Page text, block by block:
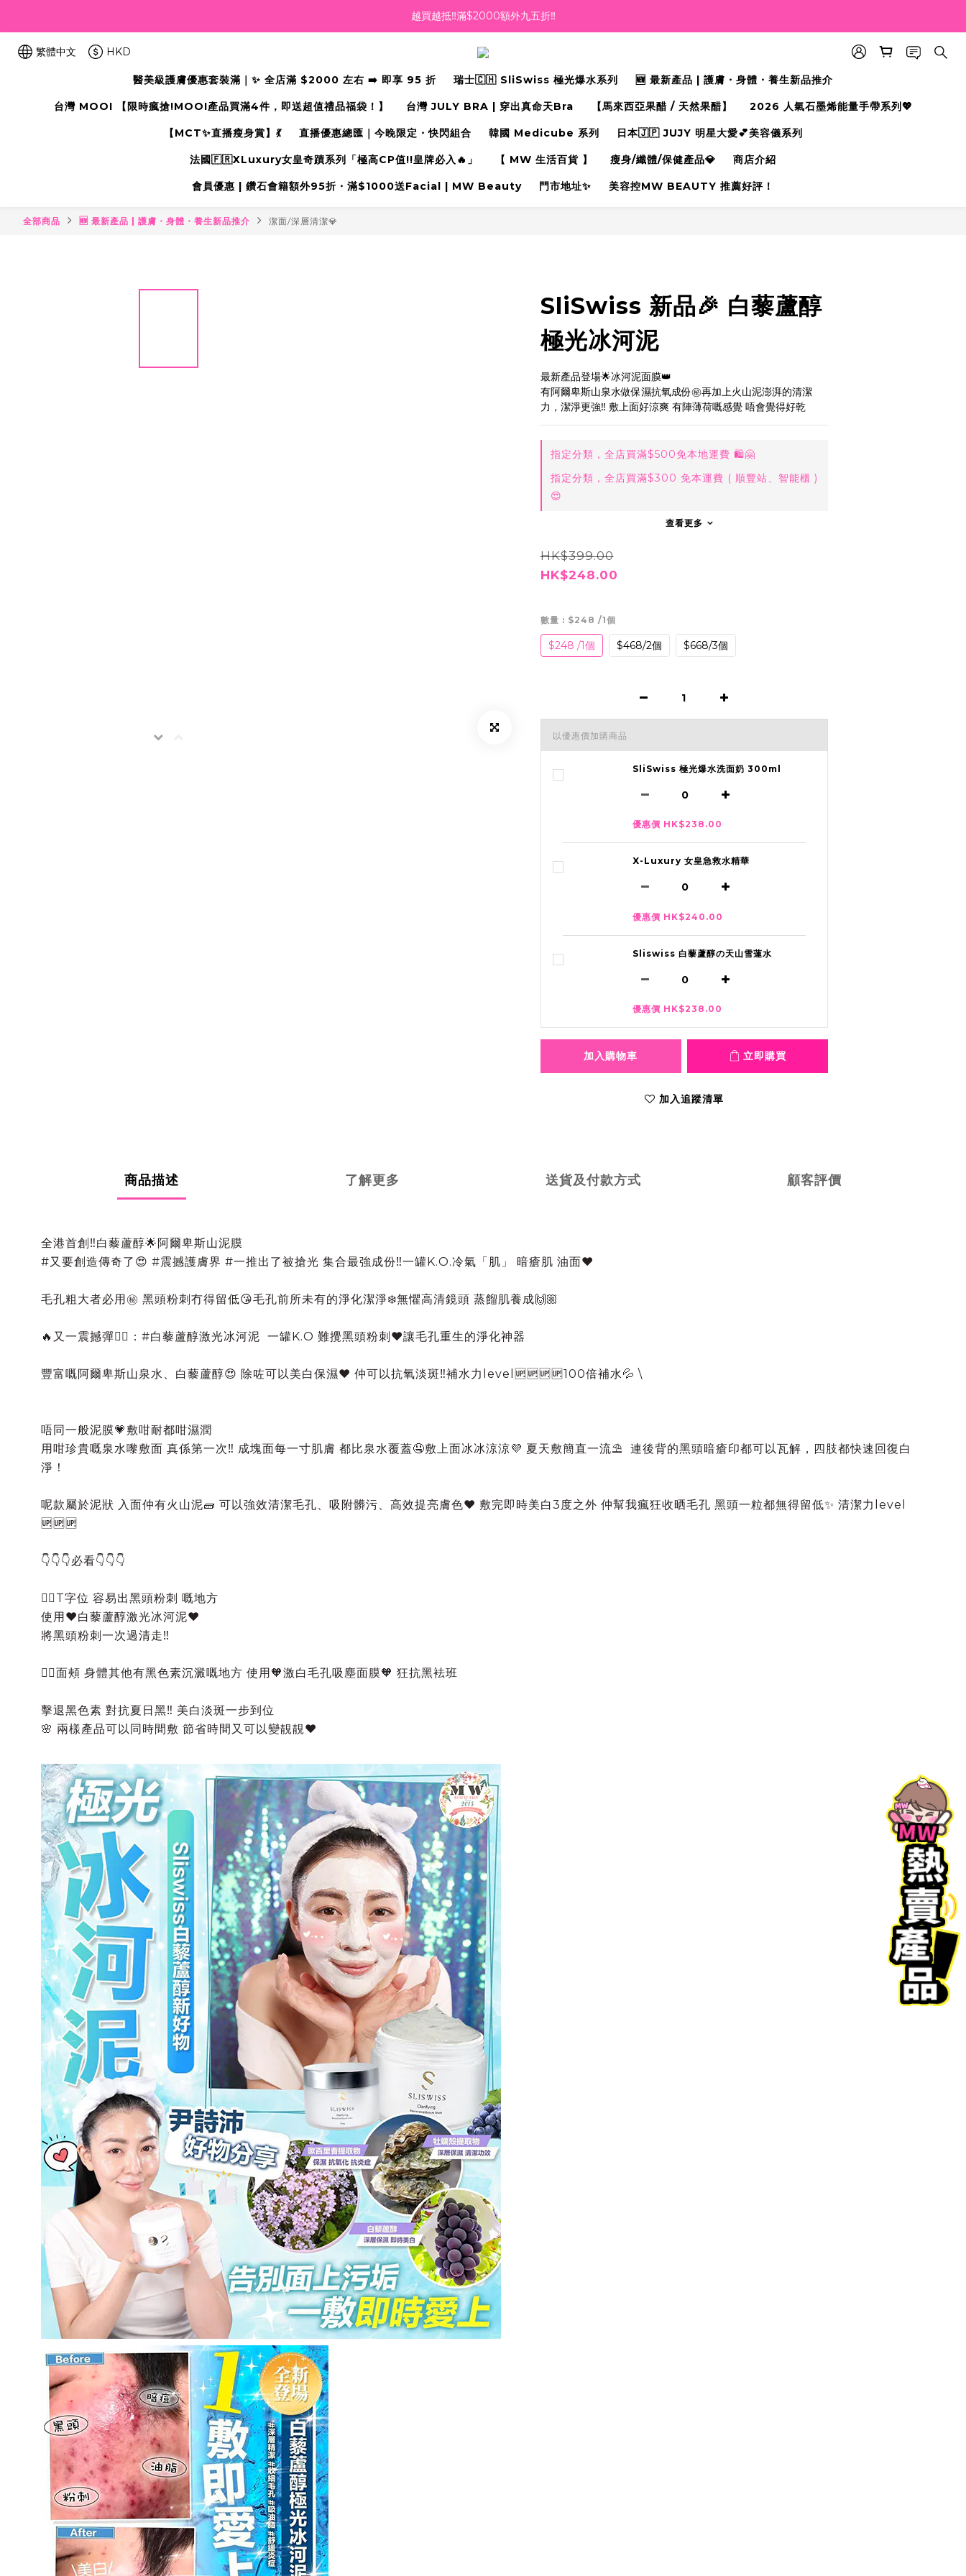
越買越抵‼️滿$2000額外九五折‼️
越買越抵‼️滿$2000額外九五折‼️
☀️【Summer Sales 盛夏狂歡】滿 $700 即減 $40！🔥
滿千即送你免費美容療程🎁
越買越抵‼️滿$2000額外九五折‼️
繁體中文 HKD
醫美級護膚優惠套裝滿｜✨ 全店滿 $2000 左右 ➡️ 即享 95 折 瑞士🇨🇭 SliSwiss 極光爆水系列 🆕 最新產品 | 護膚・身體・養生新品推介
台灣 MOOI 【限時瘋搶!MOOI產品買滿4件，即送超值禮品福袋！】 台灣 JULY BRA | 穿出真命天Bra⁠ 【馬來西亞果醋 / 天然果醋】 2026 人氣石墨烯能量手帶系列💖
【MCT✨直播瘦身賞】💃 直播優惠總匯｜今晚限定・快閃組合 韓國 Medicube 系列 日本🇯🇵 JUJY 明星大愛💕美容儀系列
法國🇫🇷XLuxury女皇奇蹟系列「極高CP值!!皇牌必入🔥」 【 MW 生活百貨 】 瘦身/纖體/保健產品💎 商店介紹
會員優惠 | 鑽石會籍額外95折・滿$1000送Facial | MW Beauty 門市地址✨ 美容控MW BEAUTY 推薦好評！
全部商品 🆕 最新產品 | 護膚・身體・養生新品推介 潔面/深層清潔💎
SliSwiss 新品🎉 白藜蘆醇
極光冰河泥
最新產品登場🌟冰河泥面膜👑
有阿爾卑斯山泉水做保濕抗氧成份㊙️再加上火山泥澎湃的清潔
力，潔淨更強‼️ 敷上面好涼爽 有陣薄荷嘅感覺 唔會覺得好乾
指定分類，全店買滿$500免本地運費 🛍🤗
指定分類，全店買滿$300 免本運費 ( 順豐站、智能櫃 )
😍
查看更多
HK$399.00
HK$248.00
數量 : $248 /1個
$248 /1個 $468/2個 $668/3個
以優惠價加購商品
SliSwiss 極光爆水洗面奶 300ml
優惠價 HK$238.00
X-Luxury 女皇急救水精華
優惠價 HK$240.00
Sliswiss 白藜蘆醇の天山雪蓮水
優惠價 HK$238.00
加入購物車 立即購買
加入追蹤清單
商品描述 了解更多 送貨及付款方式 顧客評價
全港首創‼️白藜蘆醇🌟阿爾卑斯山泥膜
#又要創造傳奇了😍 #震撼護膚界 #一推出了被搶光 集合最強成份‼️一罐K.O.冷氣「肌」 暗瘡肌 油面❤️
毛孔粗大者必用㊙️ 黑頭粉刺冇得留低😘毛孔前所未有的淨化潔淨❄️無懼高清鏡頭 蒸餾肌養成🙌🏼
🔥又一震撼彈👉🏻：#白藜蘆醇激光冰河泥 一罐K.O 難攪黑頭粉刺❤️讓毛孔重生的淨化神器
豐富嘅阿爾卑斯山泉水、白藜蘆醇😍 除咗可以美白保濕❤️ 仲可以抗氧淡斑‼️補水力level🆙🆙🆙🆙100倍補水💦 \
唔同一般泥膜💗敷咁耐都咁濕潤
用咁珍貴嘅泉水嚟敷面 真係第一次‼️ 成塊面每一寸肌膚 都比泉水覆蓋🤤敷上面冰冰涼涼💜 夏天敷簡直一流⛱ 連後背的黑頭暗瘡印都可以瓦解，四肢都快速回復白
淨！
呢款屬於泥狀 入面仲有火山泥🧱 可以強效清潔毛孔、吸附髒污、高效提亮膚色❤️ 敷完即時美白3度之外 仲幫我瘋狂收晒毛孔 黑頭一粒都無得留低✨ 清潔力level
🆙🆙🆙
👇👇👇必看👇👇👇
👉🏻T字位 容易出黑頭粉刺 嘅地方
使用❤️白藜蘆醇激光冰河泥❤️
將黑頭粉刺一次過清走‼️
👉🏻面頰 身體其他有黑色素沉澱嘅地方 使用🧡激白毛孔吸塵面膜🧡 狂抗黑袪班
擊退黑色素 對抗夏日黑‼️ 美白淡斑一步到位
🌸 兩樣產品可以同時間敷 節省時間又可以變靚靚❤️